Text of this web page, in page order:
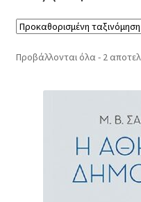
Συχνές Ερωτήσεις
Επικοινωνία
Προβάλλονται όλα - 2